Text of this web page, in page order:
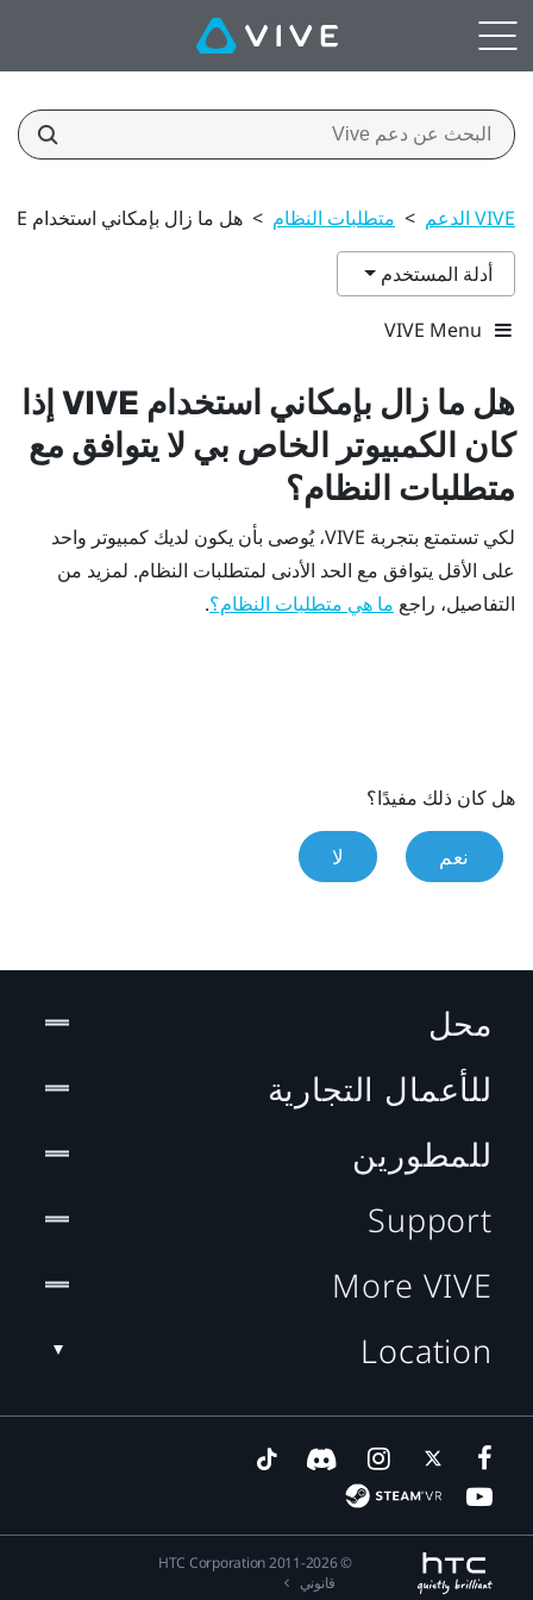
VIVE الدعم > متطلبات النظام > هل ما زال بإمكاني استخدام VIVE إذا كان الكمبيوتر الخاص بي لا يتوافق مع متطلبات النظام؟
أدلة المستخدم
VIVE Menu
هل ما زال بإمكاني استخدام VIVE إذا
كان الكمبيوتر الخاص بي لا يتوافق مع
متطلبات النظام؟
لكي تستمتع بتجربة VIVE، يُوصى بأن يكون لديك كمبيوتر واحد
على الأقل يتوافق مع الحد الأدنى لمتطلبات النظام. لمزيد من
التفاصيل، راجع ما هي متطلبات النظام؟.
هل كان ذلك مفيدًا؟
نعم لا
محل
للأعمال التجارية
للمطورين
Support
More VIVE
Location
© 2011-2026 HTC Corporation
قانوني